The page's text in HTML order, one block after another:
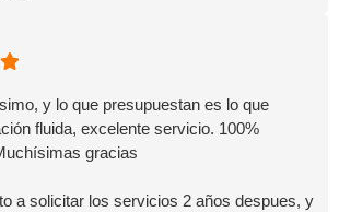
y lo que presupuestan es lo que
fluida, excelente servicio. 100%
gracias
a solicitar los servicios 2 años despues, y